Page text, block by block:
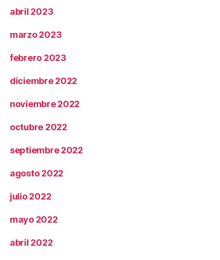
abril 2023
marzo 2023
febrero 2023
diciembre 2022
noviembre 2022
octubre 2022
septiembre 2022
agosto 2022
julio 2022
mayo 2022
abril 2022